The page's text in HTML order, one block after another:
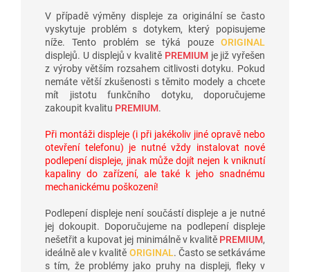
V případě výměny displeje za originální se často
vyskytuje problém s dotykem, který popisujeme
níže. Tento problém se týká pouze ORIGINAL
displejů. U displejů v kvalitě PREMIUMje již vyřešen
z výroby větším rozsahem citlivosti dotyku. Pokud
nemáte větší zkušenosti s těmito modely a chcete
mít jistotu funkčního dotyku, doporučujeme
zakoupit kvalitu PREMIUM.
Při montáži displeje (i při jakékoliv jiné opravě nebo
otevření telefonu) je nutné vždy instalovat nové
podlepení displeje, jinak může dojít nejen k vniknutí
kapaliny do zařízení, ale také k jeho snadnému
mechanickému poškození!
Podlepení displeje není součástí displeje a je nutné
jej dokoupit. Doporučujeme na podlepení displeje
nešetřit a kupovat jej minimálně v kvalitě PREMIUM,
ideálně ale v kvalitě ORIGINAL. Často se setkáváme
s tím, že problémy jako pruhy na displeji, fleky v